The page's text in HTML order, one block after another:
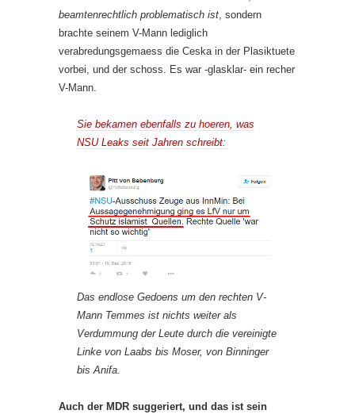
beamtenrechtlich problematisch ist, sondern
brachte seinem V-Mann lediglich
verabredungsgemaess die Ceska in der Plasiktuete
vorbei, und der schoss. Es war -glasklar- ein recher
V-Mann.
Sie bekamen ebenfalls zu hoeren, was
NSU Leaks seit Jahren schreibt:
Das endlose Gedoens um den rechten V-
Mann Temmes ist nichts weiter als
Verdummung der Leute durch die vereinigte
Linke von Laabs bis Moser, von Binninger
bis Anifa.
Auch der MDR suggeriert, und das ist sein